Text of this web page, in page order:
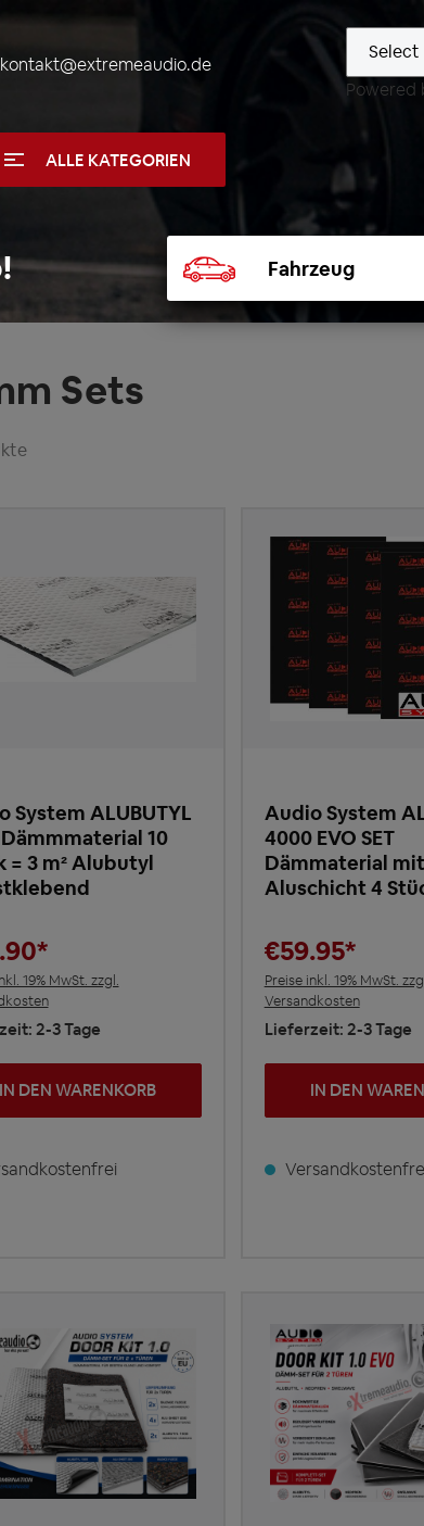
kontakt@extremeaudio.de
Powered
ALLE KATEGORIEN
auswählen
Sets
System ALUBUTYL
10
= 3 m² Alubutyl
19% MwSt. zzgl.
2-3 Tage
IN DEN WARENKORB
Audio System
4000 EVO SET
Dämmaterial
Aluschicht 4
€59.95*
Preise inkl. 19% MwSt.
Versandkosten
Lieferzeit: 2-3 Tage
IN DEN